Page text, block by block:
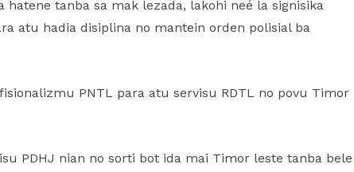
tanba sa mak lezada, lakohi neé la signisika
atu hadia disiplina no mantein orden polisial ba
PNTL para atu servisu RDTL no povu Timor
PDHJ nian no sorti bot ida mai Timor leste tanba bele